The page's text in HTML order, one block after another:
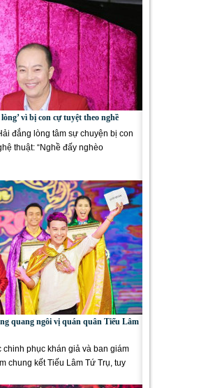
vì bị con cự tuyệt theo nghề
đắng lòng tâm sự chuyện bị con
thuật: “Nghề đấy nghèo
quang ngôi vị quán quân Tiếu Lâm
chinh phục khán giả và ban giám
chung kết Tiếu Lâm Tứ Trụ, tuy